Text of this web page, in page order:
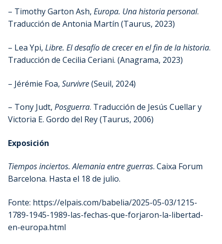
– Timothy Garton Ash, Europa. Una historia personal.
Traducción de Antonia Martín (Taurus, 2023)
– Lea Ypi, Libre. El desafío de crecer en el fin de la historia.
Traducción de Cecilia Ceriani. (Anagrama, 2023)
– Jérémie Foa, Survivre(Seuil, 2024)
– Tony Judt, Posguerra. Traducción de Jesús Cuellar y
Victoria E. Gordo del Rey (Taurus, 2006)
Exposición
Tiempos inciertos. Alemania entre guerras. Caixa Forum
Barcelona. Hasta el 18 de julio.
Fonte: https://elpais.com/babelia/2025-05-03/1215-
1789-1945-1989-las-fechas-que-forjaron-la-libertad-
en-europa.html